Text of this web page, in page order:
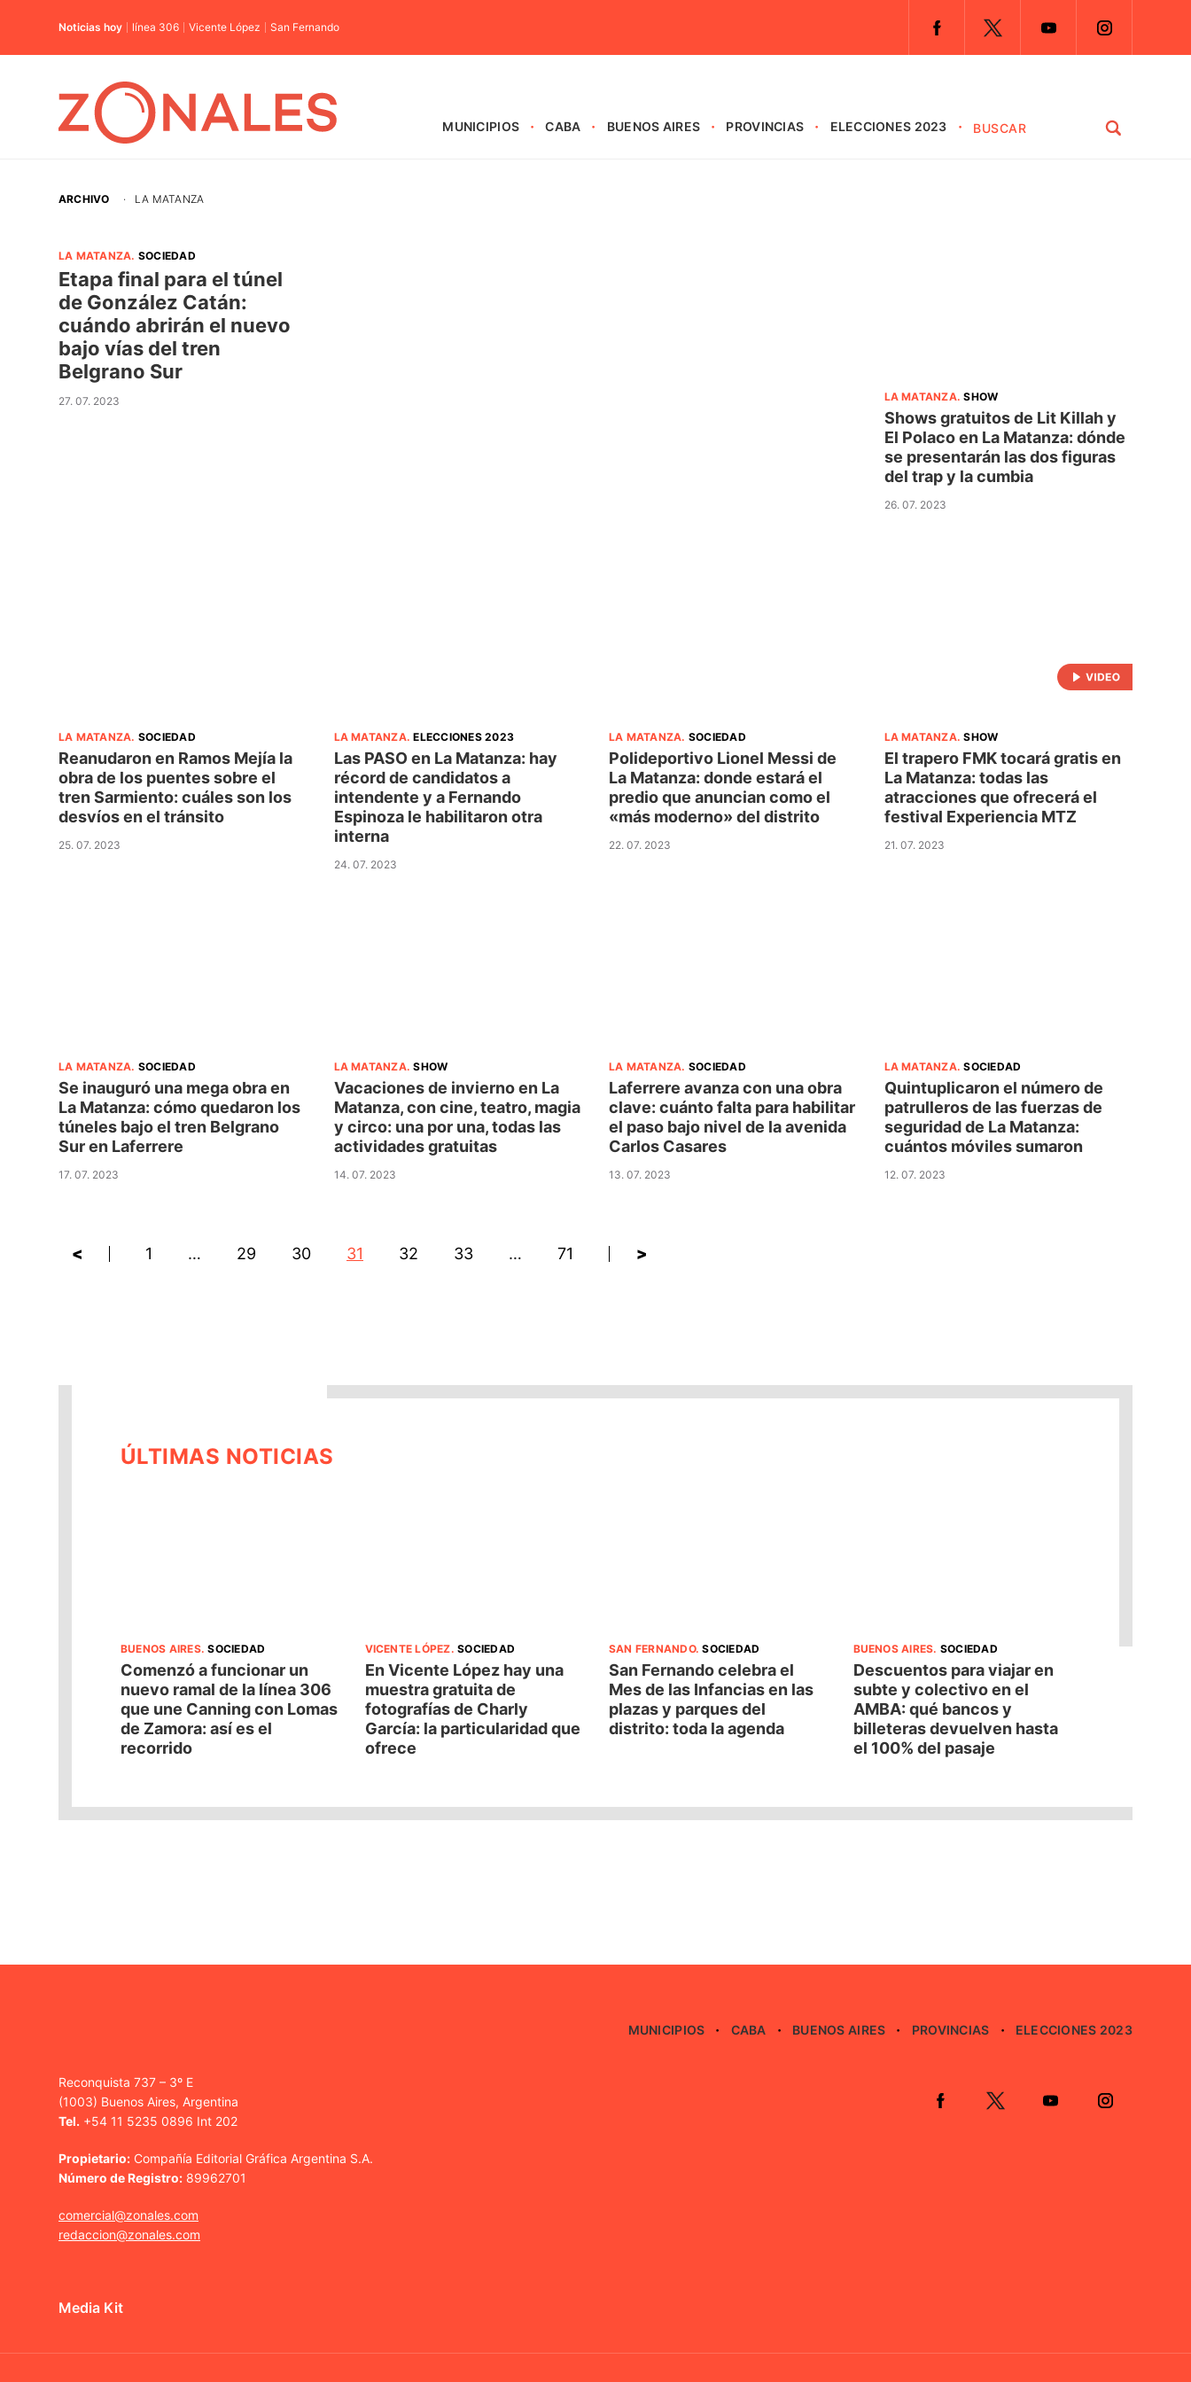
Noticias hoy línea 306 Vicente López San Fernando
MUNICIPIOS CABA BUENOS AIRES PROVINCIAS ELECCIONES 2023
ARCHIVO · LA MATANZA
LA MATANZA. SOCIEDAD
Etapa final para el túnel
de González Catán:
cuándo abrirán el nuevo
bajo vías del tren
Belgrano Sur
27. 07. 2023 LA MATANZA.SHOW
Shows gratuitos de Lit Killah y
El Polaco en La Matanza: dónde
se presentarán las dos figuras
del trap y la cumbia
26. 07. 2023
LA MATANZA. SOCIEDAD
Reanudaron en Ramos Mejía la
obra de los puentes sobre el
tren Sarmiento: cuáles son los
desvíos en el tránsito
25. 07. 2023
LA MATANZA.ELECCIONES 2023
Las PASO en La Matanza: hay
récord de candidatos a
intendente y a Fernando
Espinoza le habilitaron otra
interna
24. 07. 2023
LA MATANZA. SOCIEDAD
Polideportivo Lionel Messi de
La Matanza: donde estará el
predio que anuncian como el
«más moderno» del distrito
22. 07. 2023
LA MATANZA.SHOW
El trapero FMK tocará gratis en
La Matanza: todas las
atracciones que ofrecerá el
festival Experiencia MTZ
21. 07. 2023
LA MATANZA. SOCIEDAD
Se inauguró una mega obra en
La Matanza: cómo quedaron los
túneles bajo el tren Belgrano
Sur en Laferrere
17. 07. 2023
LA MATANZA.SHOW
Vacaciones de invierno en La
Matanza, con cine, teatro, magia
y circo: una por una, todas las
actividades gratuitas
14. 07. 2023
LA MATANZA. SOCIEDAD
Laferrere avanza con una obra
clave: cuánto falta para habilitar
el paso bajo nivel de la avenida
Carlos Casares
13. 07. 2023
LA MATANZA.SOCIEDAD
Quintuplicaron el número de
patrulleros de las fuerzas de
seguridad de La Matanza:
cuántos móviles sumaron
12. 07. 2023
< 1 … 29 30 31 32 33 … 71 >
ÚLTIMAS NOTICIAS
BUENOS AIRES.SOCIEDAD
Comenzó a funcionar un
nuevo ramal de la línea 306
que une Canning con Lomas
de Zamora: así es el
recorrido
VICENTE LÓPEZ.SOCIEDAD
En Vicente López hay una
muestra gratuita de
fotografías de Charly
García: la particularidad que
ofrece
SAN FERNANDO.SOCIEDAD
San Fernando celebra el
Mes de las Infancias en las
plazas y parques del
distrito: toda la agenda
BUENOS AIRES. SOCIEDAD
Descuentos para viajar en
subte y colectivo en el
AMBA: qué bancos y
billeteras devuelven hasta
el 100% del pasaje
MUNICIPIOS CABA BUENOS AIRES PROVINCIAS ELECCIONES 2023
Reconquista 737 – 3º E
(1003) Buenos Aires, Argentina
Tel. +54 11 5235 0896 Int 202
Propietario: Compañía Editorial Gráfica Argentina S.A.
Número de Registro: 89962701
comercial@zonales.com
redaccion@zonales.com
Media Kit